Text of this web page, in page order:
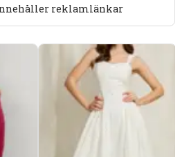
reklamlänkar